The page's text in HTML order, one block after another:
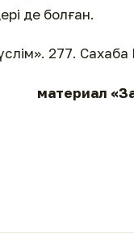
де болған.
277. Сахаба
материал